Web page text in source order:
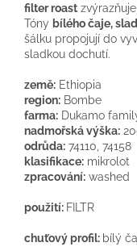
filter roast
Tóny bílého čaje,
šálku propojují do
sladkou dochutí.
země: Ethiopia
region: Bombe
farma: Dukamo
nadmořská výška:
odrůda: 74110, 74158
klasifikace: mikrolot
zpracování: washed
použití: FILTR
chuťový profil: bílý